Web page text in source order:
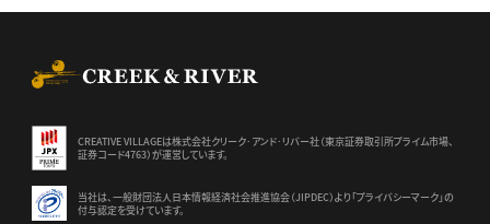
CREATIVE VILLAGEは株式会社クリーク･アンド･リバー社（東京証券取引所プライム市場、
証券コード4763）が運営しています。
当社は、一般財団法人日本情報経済社会推進協会（JIPDEC）より 「プライバシーマーク」の
付与認定を受けています。